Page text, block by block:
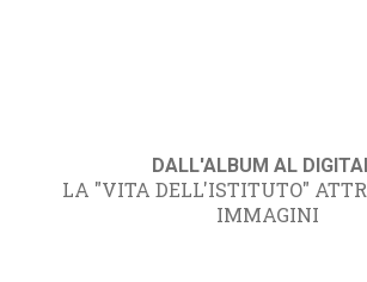
DALL'ALBUM AL
LA "VITA DELL'ISTITUTO"
IMMAGINI